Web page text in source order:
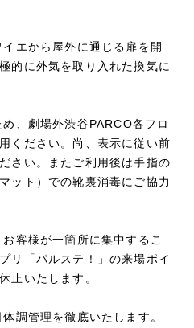
エから屋外に通じる扉を開
的に外気を取り入れた換気に
、劇場外渋谷PARCO各フロ
ください。尚、表示に従い前
さい。またご利用後は手指の
ット）での靴裏消毒にご協力
客様が一箇所に集中するこ
リ「パルステ！」の来場ポイ
止いたします。
調管理を徹底いたします。